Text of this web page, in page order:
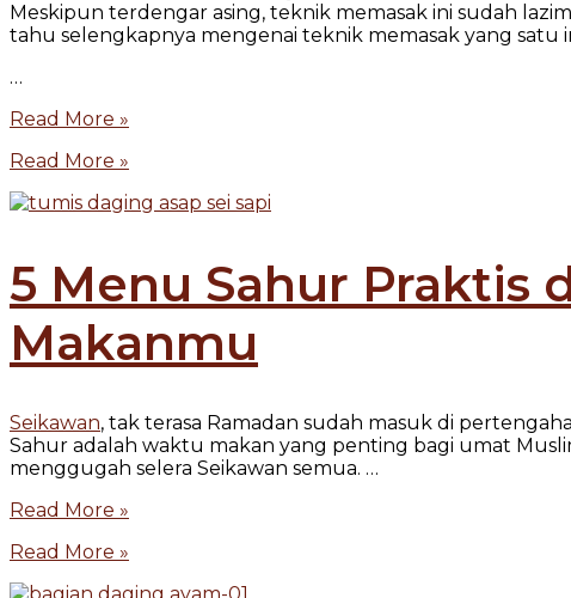
Meskipun terdengar asing, teknik memasak ini sudah
tahu selengkapnya mengenai teknik memasak yang satu
…
Read More »
Read More »
5 Menu Sahur Praktis
Makanmu
Seikawan, tak terasa Ramadan sudah masuk di
Sahur adalah waktu makan yang penting bagi umat
menggugah selera Seikawan semua. …
Read More »
Read More »